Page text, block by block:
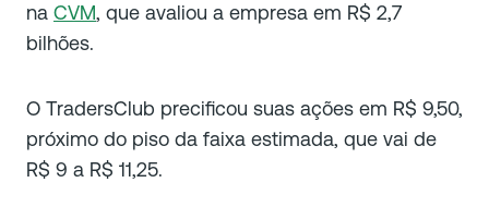
na CVM, que avaliou a empresa em R$ 2,7
bilhões.
O TradersClub precificou suas ações em R$ 9,50,
próximo do piso da faixa estimada, que vai de
R$ 9 a R$ 11,25.